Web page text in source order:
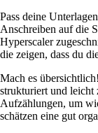
Pass deine
Anschreiben auf die
Hyperscaler
die zeigen, dass du
Mach es
strukturiert und leicht
Aufzählungen, um
schätzen eine gut